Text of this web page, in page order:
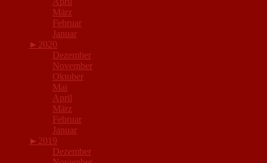
März
Februar
Januar
► 2020
Dezember
November
Oktober
Mai
April
März
Februar
Januar
► 2019
Dezember